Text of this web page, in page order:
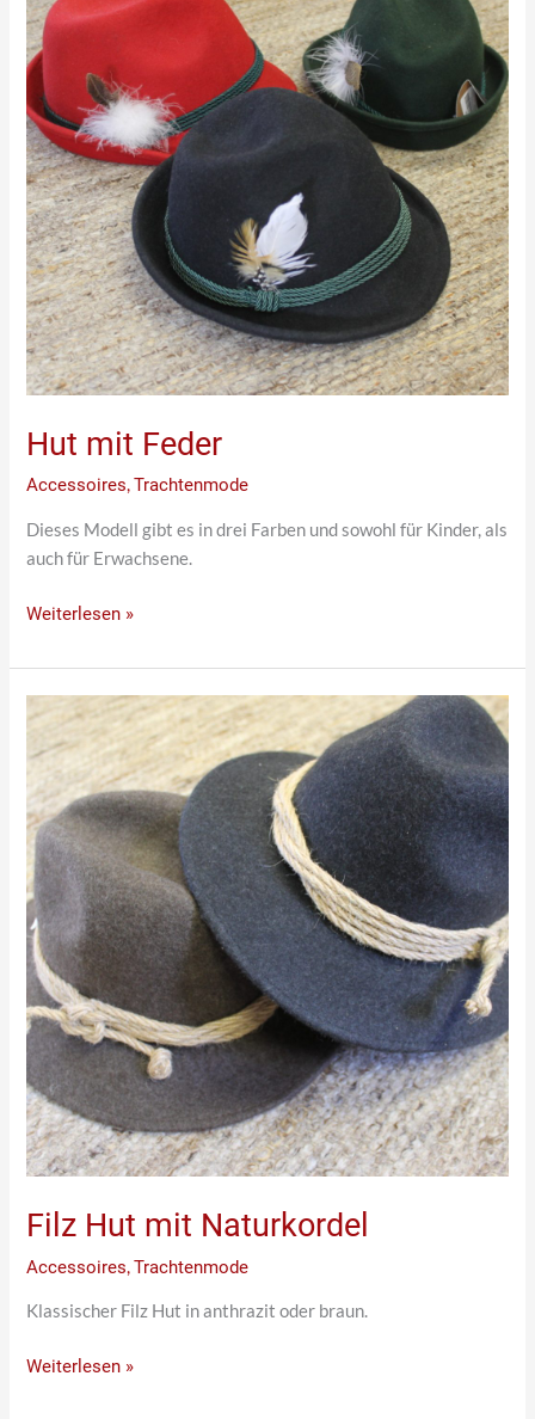
Hut mit Feder
Accessoires,Trachtenmode
Dieses Modell gibt es in drei Farben und sowohl für Kinder, als
auch für Erwachsene.
Weiterlesen »
Filz Hut mit Naturkordel
Accessoires,Trachtenmode
Klassischer Filz Hut in anthrazit oder braun.
Filz
Hut
mit
Naturkordel
Weiterlesen »